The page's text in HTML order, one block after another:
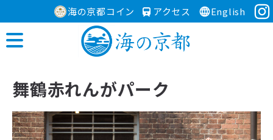
海の京都コイン アクセス English
舞鶴赤れんがパーク